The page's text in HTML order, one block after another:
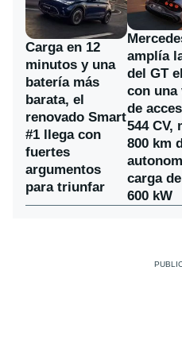
Carga en 12
minutos y una
batería más
barata, el
renovado Smart
#1 llega con
fuertes
argumentos
para triunfar
amplía
del GT
con una
de
544 CV,
800 km
carga
600 kW